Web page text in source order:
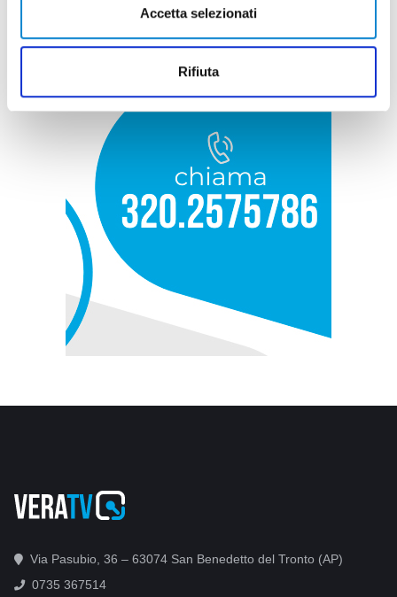
Accetta selezionati
Rifiuta
Via Pasubio, 36 – 63074 San Benedetto del Tronto (AP)
0735 367514